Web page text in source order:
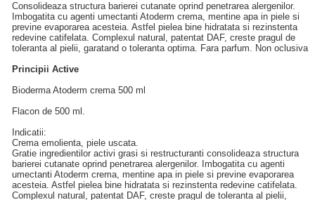
Consolideaza structura barierei cutanate oprind penetrarea alergenilor.
Imbogatita cu agenti umectanti Atoderm crema, mentine apa in piele si
previne evaporarea acesteia. Astfel pielea bine hidratata si rezinstenta
redevine catifelata. Complexul natural, patentat DAF, creste pragul de
toleranta al pielii, garatand o toleranta optima. Fara parfum. Non oclusiva
Principii Active
Bioderma Atoderm crema 500 ml
Flacon de 500 ml.
Indicatii:
Crema emolienta, piele uscata.
Gratie ingredientilor activi grasi si restructuranti consolideaza structura
barierei cutanate oprind penetrarea alergenilor. Imbogatita cu agenti
umectanti Atoderm crema, mentine apa in piele si previne evaporarea
acesteia. Astfel pielea bine hidratata si rezinstenta redevine catifelata.
Complexul natural, patentat DAF, creste pragul de toleranta al pielii,